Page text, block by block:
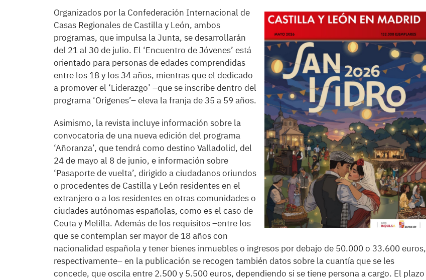
Organizados por la Confederación Internacional de
Casas Regionales de Castilla y León, ambos
programas, que impulsa la Junta, se desarrollarán
del 21 al 30 de julio. El ‘Encuentro de Jóvenes’ está
orientado para personas de edades comprendidas
entre los 18 y los 34 años, mientras que el dedicado
a promover el ‘Liderazgo’ –que se inscribe dentro del
programa ‘Orígenes’– eleva la franja de 35 a 59 años.
Asimismo, la revista incluye información sobre la
convocatoria de una nueva edición del programa
‘Añoranza’, que tendrá como destino Valladolid, del
24 de mayo al 8 de junio, e información sobre
‘Pasaporte de vuelta’, dirigido a ciudadanos oriundos
o procedentes de Castilla y León residentes en el
extranjero o a los residentes en otras comunidades o
ciudades autónomas españolas, como es el caso de
Ceuta y Melilla. Además de los requisitos –entre los
que se contemplan ser mayor de 18 años con
nacionalidad española y tener bienes inmuebles o ingresos por debajo de 50.000 o 33.600 euros,
respectivamente– en la publicación se recogen también datos sobre la cuantía que se les
concede, que oscila entre 2.500 y 5.500 euros, dependiendo si se tiene persona a cargo. El plazo